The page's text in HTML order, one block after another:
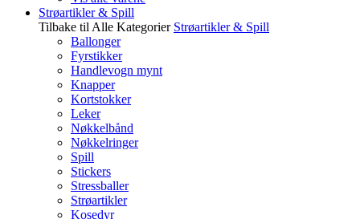
Strøartikler & Spill
Tilbake til Alle Kategorier Strøartikler & Spill
Ballonger
Fyrstikker
Handlevogn mynt
Knapper
Kortstokker
Leker
Nøkkelbånd
Nøkkelringer
Spill
Stickers
Stressballer
Strøartikler
Kosedyr